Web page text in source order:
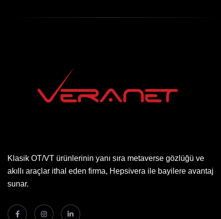
Klasik OT/VT ürünlerinin yanı sıra metaverse gözlüğü ve
akıllı araçlar ithal eden firma, Hepsivera ile bayilere avantaj
sunar.